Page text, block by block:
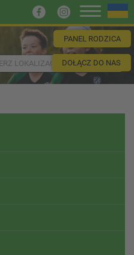
PANEL RODZICA
DOŁĄCZ DO NAS
LOKALIZACJĘ